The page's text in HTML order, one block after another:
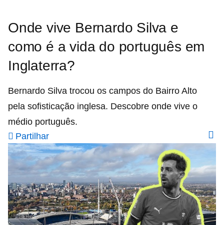
Onde vive Bernardo Silva e
como é a vida do português em
Inglaterra?
Bernardo Silva trocou os campos do Bairro Alto
pela sofisticação inglesa. Descobre onde vive o
médio português.
Partilhar